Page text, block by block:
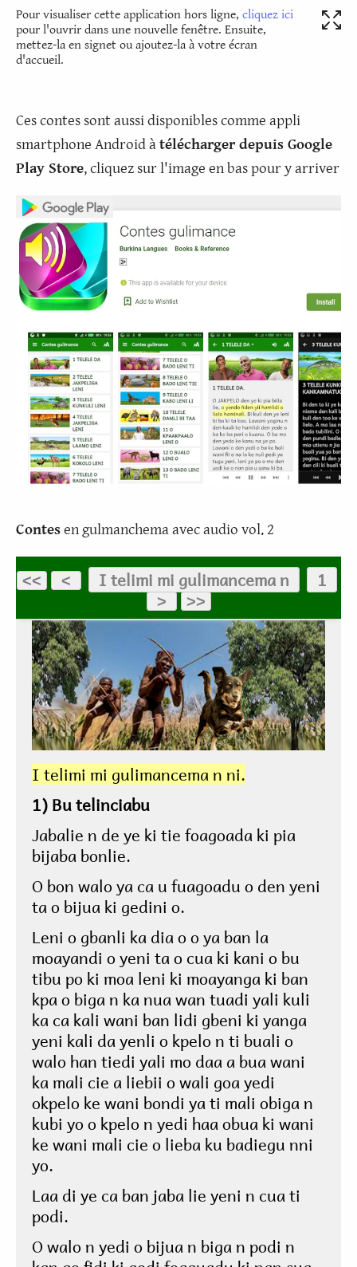
Pour visualiser cette application hors ligne, cliquez ici
pour l'ouvrir dans une nouvelle fenêtre. Ensuite,
mettez-la en signet ou ajoutez-la à votre écran
d'accueil.
Ces contes sont aussi disponibles comme appli
smartphone Android àtélécharger depuis Google
Play Store, cliquez sur l'image en bas pour y arriver
Contesen gulmanchema avec audio vol. 2